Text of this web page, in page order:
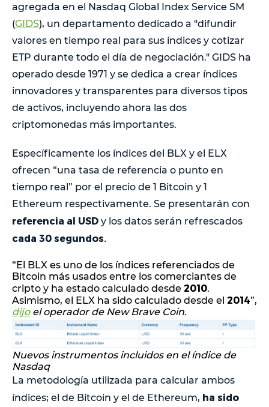
agregada en el Nasdaq Global Index Service SM
(GIDS), un departamento dedicado a "difundir
valores en tiempo real para sus índices y cotizar
ETP durante todo el día de negociación." GIDS ha
operado desde 1971 y se dedica a crear índices
innovadores y transparentes para diversos tipos
de activos, incluyendo ahora las dos
criptomonedas más importantes.
Específicamente los índices del BLX y el ELX
ofrecen “una tasa de referencia o punto en
tiempo real” por el precio de 1 Bitcoin y 1
Ethereum respectivamente. Se presentarán con
referencia al USD y los datos serán refrescados
cada 30 segundos.
“El BLX es uno de los índices referenciados de
Bitcoin más usados entre los comerciantes de
cripto y ha estado calculado desde 2010.
Asimismo, el ELX ha sido calculado desde el 2014”,
dijoel operador de New Brave Coin.
Nuevos instrumentos incluidos en el índice de
Nasdaq
La metodología utilizada para calcular ambos
índices; el de Bitcoin y el de Ethereum, ha sido